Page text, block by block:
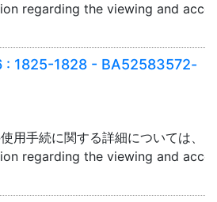
regarding the viewing and
: 1825-1828 - BA52583572-
用手続に関する詳細については、「
regarding the viewing and